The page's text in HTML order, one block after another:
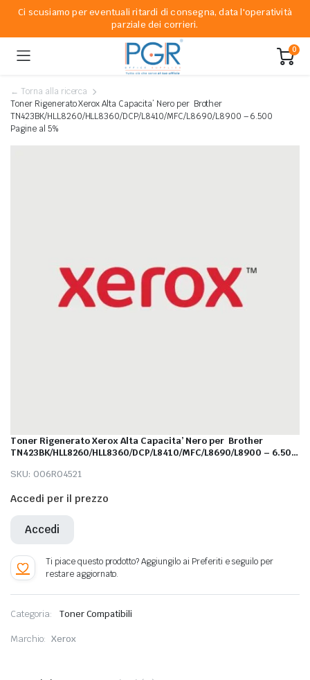
Ci scusiamo per eventuali ritardi di consegna, data l'operatività
parziale dei corrieri.
0
← Torna alla ricerca
Toner Rigenerato Xerox Alta Capacita’ Nero per Brother
TN423BK/HLL8260/HLL8360/DCP/L8410/MFC/L8690/L8900 – 6.500
Pagine al 5%
Toner Rigenerato Xerox Alta Capacita’ Nero per Brother
TN423BK/HLL8260/HLL8360/DCP/L8410/MFC/L8690/L8900 – 6.500
SKU: 006R04521
Accedi per il prezzo
Accedi
Categoria: Toner Compatibili
Marchio: Xerox